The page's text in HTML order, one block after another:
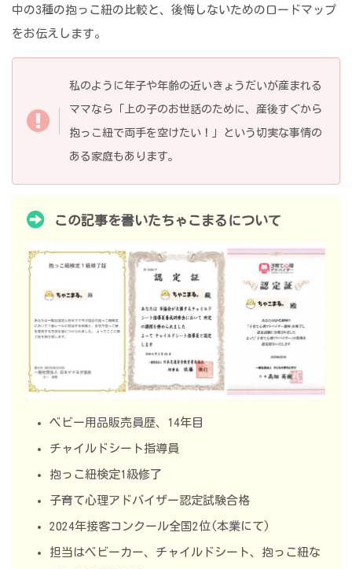
中の3種の抱っこ紐の比較と、後悔しないためのロードマップ
をお伝えします。
私のように年子や年齢の近いきょうだいが産まれる
ママなら「上の子のお世話のために、産後すぐから
抱っこ紐で両手を空けたい！」という切実な事情の
ある家庭もあります。
この記事を書いたちゃこまるについて
ベビー用品販売員歴、14年目
チャイルドシート指導員
抱っこ紐検定1級修了
子育て心理アドバイザー認定試験合格
2024年接客コンクール全国2位(本業にて)
担当はベビーカー、チャイルドシート、抱っこ紐な